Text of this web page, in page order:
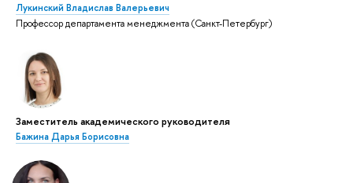
Лукинский Владислав Валерьевич
Профессор департамента менеджмента (Санкт-Петербург)
Заместитель академического руководителя
Бажина Дарья Борисовна